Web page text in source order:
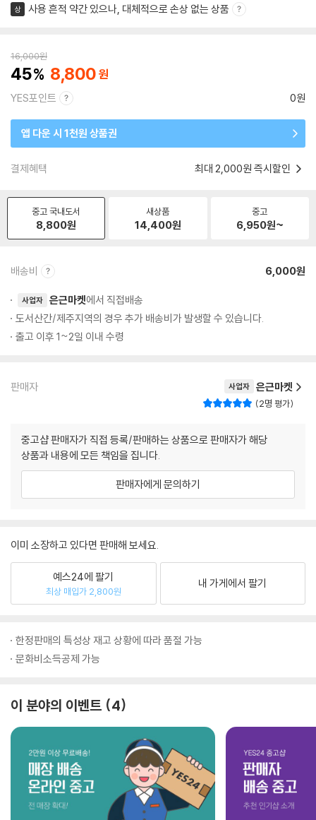
상 사용 흔적 약간 있으나, 대체적으로 손상 없는 상품
16,000원
45 8,800
YES포인트 0원
앱 다운 시 1천원 상품권
결제혜택 최대 2,000원 즉시할인
중고 국내도서
8,800원
새상품
14,400원
중고
6,950원~
배송비 6,000원
사업자 은근마켓에서 직접배송
도서산간/제주지역의 경우 추가 배송비가 발생할 수 있습니다.
출고 이후 1~2일 이내 수령
판매자 사업자 은근마켓
2명 평가
중고샵 판매자가 직접 등록/판매하는 상품으로 판매자가 해당
상품과 내용에 모든 책임을 집니다.
판매자에게 문의하기
이미 소장하고 있다면 판매해 보세요.
예스24에 팔기
최상 매입가 2,800원
내 가게에서 팔기
한정판매의 특성상 재고 상황에 따라 품절 가능
문화비소득공제 가능
이 분야의 이벤트 4